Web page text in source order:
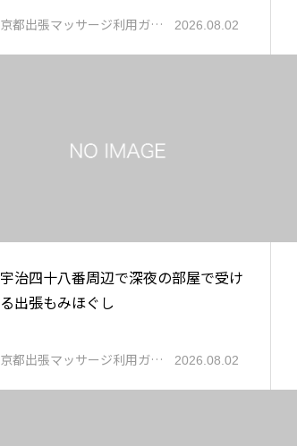
京都出張マッサージ利用ガ… 2026.08.02
宇治四十八番周辺で深夜の部屋で受け
る出張もみほぐし
京都出張マッサージ利用ガ… 2026.08.02